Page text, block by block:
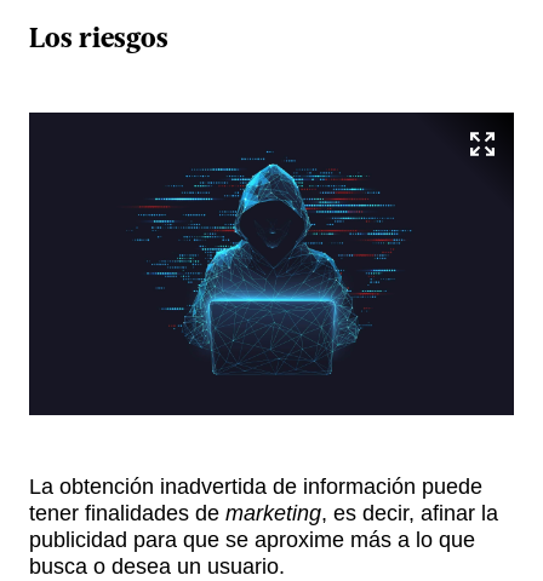
Los riesgos
La obtención inadvertida de información puede
tener finalidades de marketing, es decir, afinar la
publicidad para que se aproxime más a lo que
busca o desea un usuario.